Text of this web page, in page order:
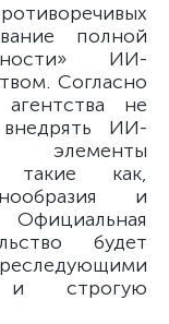
полной
ИИ-
Согласно
не
ИИ-
элементы
такие как,
и
будет
и строгую